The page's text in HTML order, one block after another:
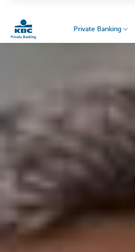
Private Banking